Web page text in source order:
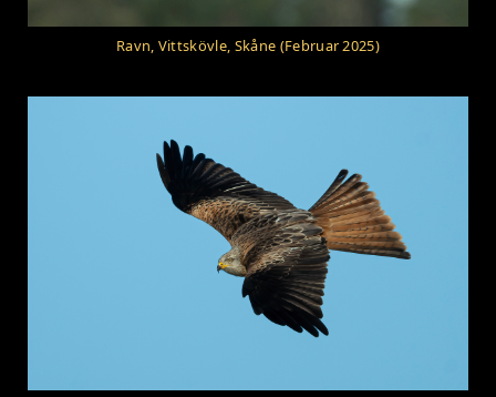
Ravn, Vittskövle, Skåne (Februar 2025)